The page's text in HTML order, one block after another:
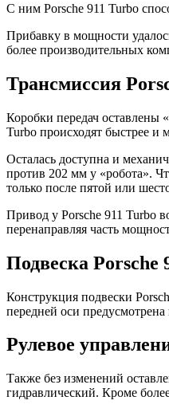
С ним Porsche 911 Turbo
Прибавку в мощности
более производительных
Трансмиссия
Коробки передач оставлены
Turbo происходят быстрее и
Осталась доступна и
против 202 мм у «робота».
только после пятой или
Привод у Porsche 911 Turbo
перенаправляя часть
Подвеска Porsche
Конструкция подвески
передней оси
Рулевое
Также без изменений
гидравлический. Кроме